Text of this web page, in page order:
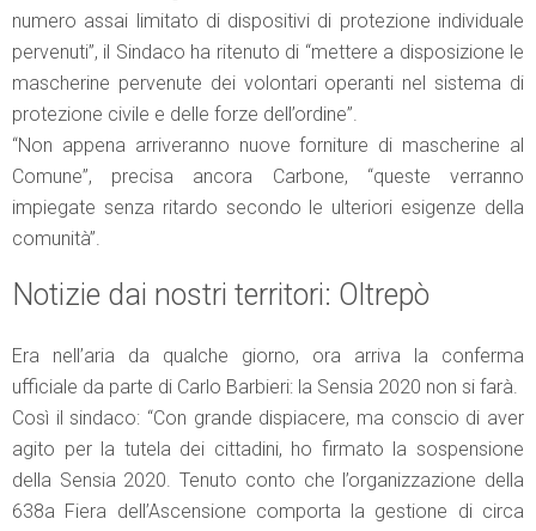
numero assai limitato di dispositivi di protezione individuale
pervenuti”, il Sindaco ha ritenuto di “mettere a disposizione le
mascherine pervenute dei volontari operanti nel sistema di
protezione civile e delle forze dell’ordine”.
“Non appena arriveranno nuove forniture di mascherine al
Comune”, precisa ancora Carbone, “queste verranno
impiegate senza ritardo secondo le ulteriori esigenze della
comunità”.
Notizie dai nostri territori: Oltrepò
Era nell’aria da qualche giorno, ora arriva la conferma
ufficiale da parte di Carlo Barbieri: la Sensia 2020 non si farà.
Così il sindaco: “Con grande dispiacere, ma conscio di aver
agito per la tutela dei cittadini, ho firmato la sospensione
della Sensia 2020. Tenuto conto che l’organizzazione della
638a Fiera dell’Ascensione comporta la gestione di circa